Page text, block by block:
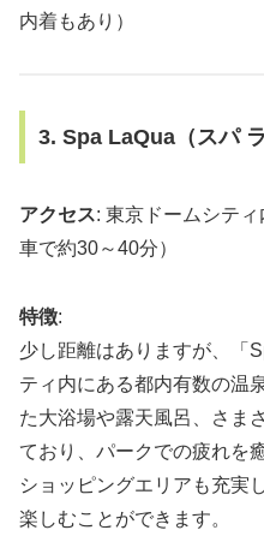
内着もあり）
3. Spa LaQua（スパ ラ
アクセス: 東京ドームシテ
車で約30～40分）
特徴:
少し距離はありますが、「
ティ内にある都内有数の温
た大浴場や露天風呂、さま
ており、パークでの疲れを
ショッピングエリアも充実
楽しむことができます。